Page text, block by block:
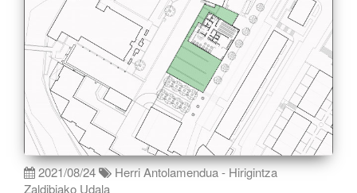
2021/08/24
Herri Antolamendua - Hirigintza
Zaldibiako Udala